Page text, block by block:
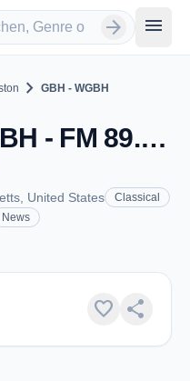
arrow_forward menu
chevron_right GBH - WGBH
GBH - WGBH - FM 89.7 - Boston, MA
United States
Classical
News
favorite share